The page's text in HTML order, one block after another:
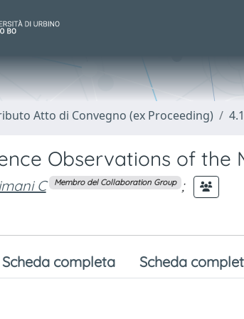
Atto di Convegno (ex Proceeding)
Observations of the
C Membro del Collaboration Group
;
Scheda completa Scheda